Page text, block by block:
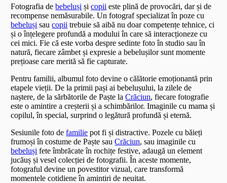
Fotografia debebeluși șicopii este plină de provocări, dar și de
recompense nemăsurabile. Un fotograf specializat în poze cu
bebeluși saucopii trebuie să aibă nu doar competențe tehnice, ci
și o înțelegere profundă a modului în care să interacționeze cu
cei mici. Fie că este vorba despre sedinte foto în studio sau în
natură, fiecare zâmbet și expresie a bebelușilor sunt momente
prețioase care merită să fie capturate.
Pentru familii, albumul foto devine o călătorie emoționantă prin
etapele vieții. De la primii pași ai bebelușului, la zilele de
naștere, de la sărbătorile de Paște laCrăciun, fiecare fotografie
este o amintire a creșterii și a schimbărilor. Imaginile cu mama și
copilul, în special, surprind o legătură profundă și eternă.
Sesiunile foto defamilie pot fi și distractive. Pozele cu băieți
frumoși în costume de Paște sauCrăciun, sau imaginile cu
bebeluși fete îmbrăcate în rochițe festive, adaugă un element
jucăuș și vesel colecției de fotografii. În aceste momente,
fotograful devine un povestitor vizual, care transformă
momentele cotidiene în amintiri de neuitat.